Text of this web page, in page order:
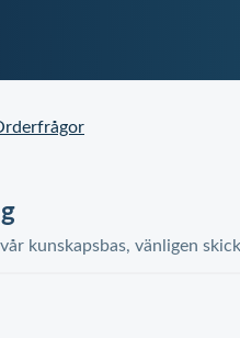
kunskapsbas, vänligen